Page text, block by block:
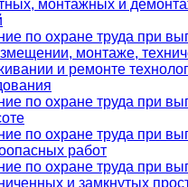
монтажных и
по охране труда при
монтаже,
и ремонте
по охране труда при
по охране труда при
работ
по охране труда при
и замкнутых